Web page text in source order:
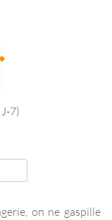
J-7)
on ne gaspille